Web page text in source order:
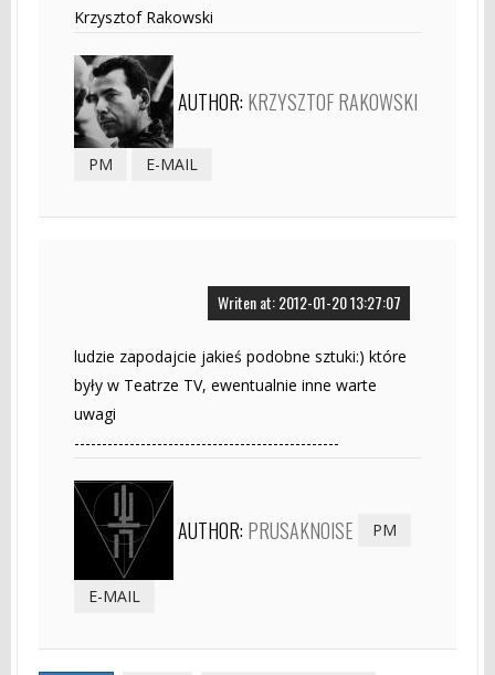
Krzysztof Rakowski
AUTHOR: KRZYSZTOF RAKOWSKI
PM E-MAIL
Writen at: 2012-01-20 13:27:07
ludzie zapodajcie jakieś podobne sztuki:) które
były w Teatrze TV, ewentualnie inne warte
uwagi
------------------------------------------------
AUTHOR: PRUSAKNOISE PM
E-MAIL